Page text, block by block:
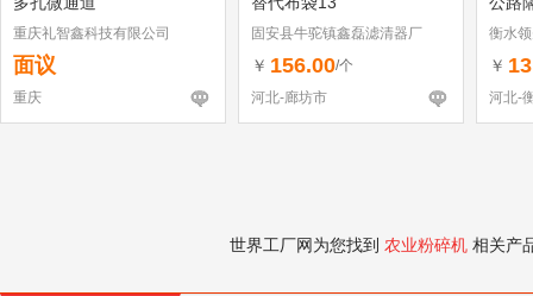
重庆礼智鑫科技有限公司
面议
重庆
固安县牛驼镇鑫磊滤清器厂
￥ 156.00/个
河北-廊坊市
衡水
￥
河北-
世界工厂网为您找到 农业粉碎机 相关产